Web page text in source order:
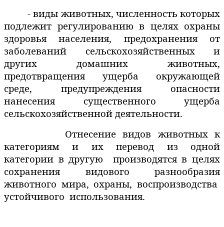
- виды животных, численность которых
подлежит регулированию в целях охраны
здоровья населения, предохранения от
заболеваний сельскохозяйственных и
других домашних животных,
предотвращения ущерба окружающей
среде, предупреждения опасности
нанесения существенного ущерба
сельскохозяйственной деятельности.
Отнесение видов животных к
категориям и их перевод из одной
категории в другую
производятся в целях
сохранения видового разнообразия
животного мира, охраны, воспроизводства
устойчивого использования.